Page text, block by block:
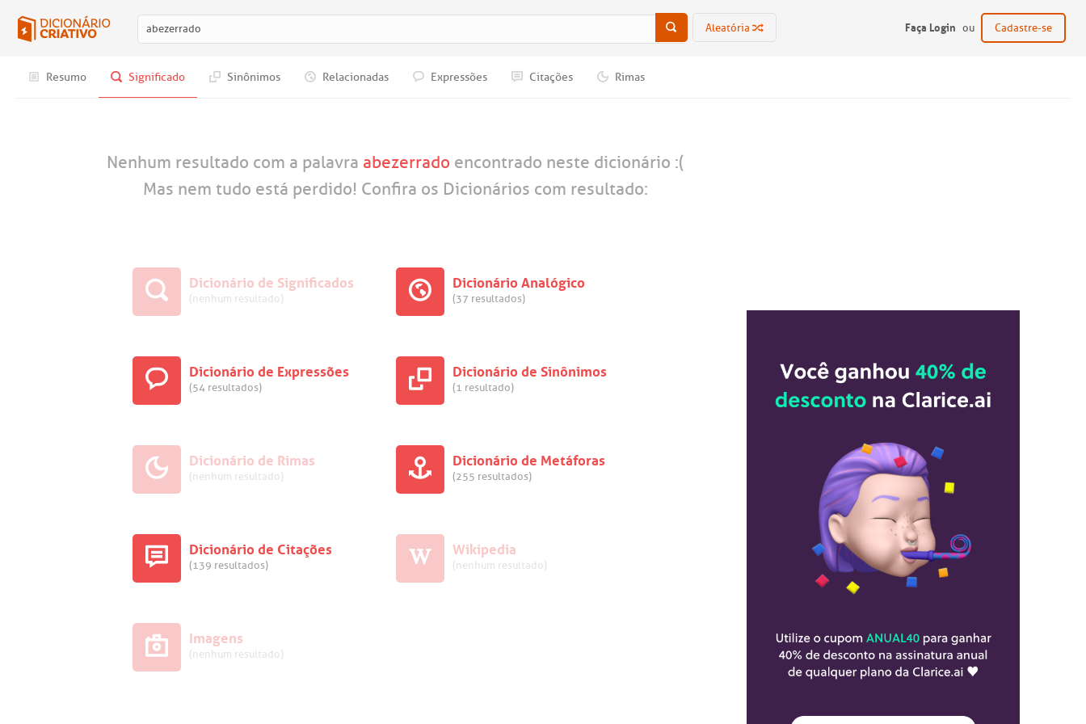
Aleatória Faça Login ou Cadastre-se
Resumo Significado Sinônimos Relacionadas Expressões Citações Rimas
Nenhum resultado com a palavra abezerrado encontrado neste dicionário :(
Mas nem tudo está perdido! Confira os Dicionários com resultado:
Dicionário de Significados
(nenhum resultado)
Dicionário Analógico
(37 resultados)
Dicionário de Expressões
(54 resultados)
Dicionário de Sinônimos
(1 resultado)
Dicionário de Rimas
(nenhum resultado)
Dicionário de Metáforas
(255 resultados)
Dicionário de Citações
(139 resultados)
Wikipedia
(nenhum resultado)
Imagens
(nenhum resultado)